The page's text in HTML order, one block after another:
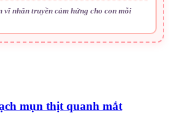
vĩ nhân truyền cảm hứng cho con mỗi
mụn thịt quanh mắt